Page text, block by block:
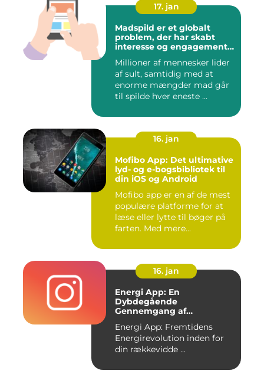
17. jan
Madspild er et globalt
problem, der har skabt
interesse og engagement
mennesker verden over
Millioner af mennesker lider
af sult, samtidig med at
enorme mængder mad går
til spilde hver eneste ...
16. jan
Mofibo App: Det ultimative
lyd- og e-bogsbibliotek til
din iOS og Android
Mofibo app er en af de mest
populære platforme for at
læse eller lytte til bøger på
farten. Med mere...
16. jan
Energi App: En
Dybdegående
Gennemgang af
Energirevolution
Energi App: Fremtidens
Energirevolution inden for
din rækkevidde ...